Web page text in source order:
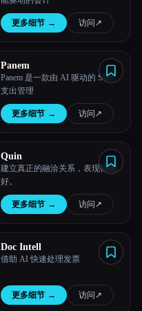
更多细节 → 访问 ↗︎
Panem
Panem 是一款由 AI 驱动的 SaaS
支出管理
更多细节 → 访问 ↗︎
Quin
建立真正的融洽关系，表现得很
好。
更多细节 → 访问 ↗︎
Doc Intell
借助 AI 快速处理发票
更多细节 → 访问 ↗︎